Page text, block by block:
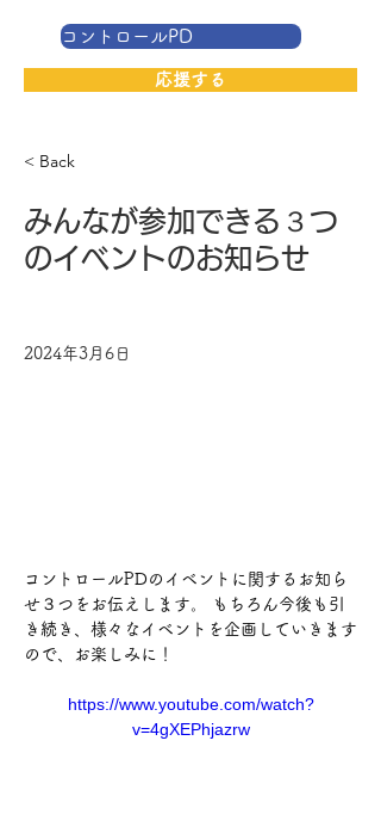
応援する
コントロールPD
< Back
みんなが参加できる３つ
のイベントのお知らせ
2024年3月6日
コントロールPDのイベントに関するお知ら
せ３つをお伝えします。 もちろん今後も引
き続き、様々なイベントを企画していきます
ので、お楽しみに！
https://www.youtube.com/watch?
v=4gXEPhjazrw